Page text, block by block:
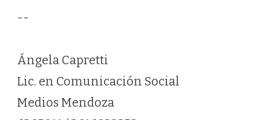
--
Ángela Capretti
Lic. en Comunicación Social
Medios Mendoza